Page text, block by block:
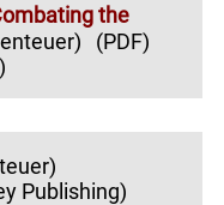
the
(PDF)
Publishing)